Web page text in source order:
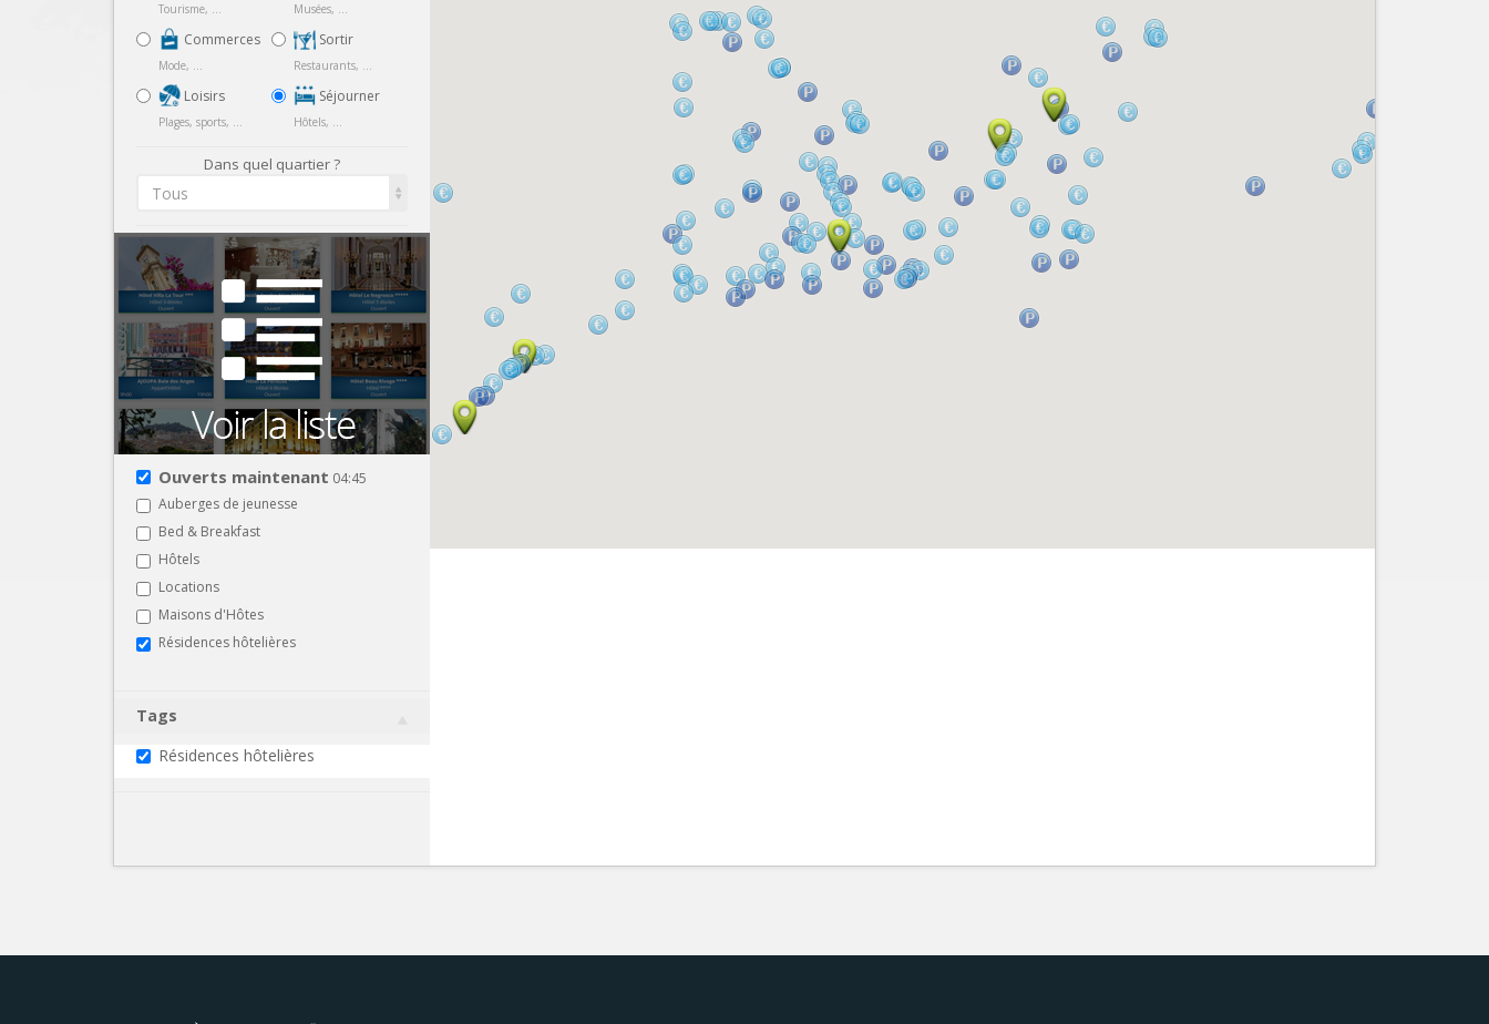
Plages, sports, ...
Services
Tourisme, ...
Commerces
Mode, ...
Loisirs
Plages, sports, ...
Musées, ...
Sortir
Restaurants, ...
Séjourner
Hôtels, ...
Dans quel quartier ?
Tous
Ouverts maintenant 04:45
Auberges de jeunesse
Bed & Breakfast
Hôtels
Locations
Maisons d'Hôtes
Résidences hôtelières
Tags
Résidences hôtelières